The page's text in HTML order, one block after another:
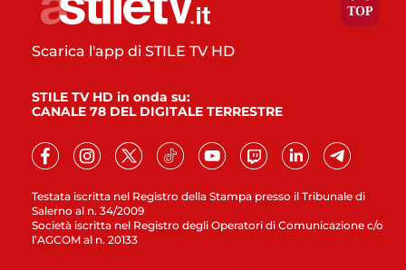
Testata iscritta nel Registro della Stampa presso il Tribunale di
Salerno al n. 34/2009
Società iscritta nel Registro degli Operatori di Comunicazione c/o
l’AGCOM al n. 20133
Scarica l'app di STILE TV HD
STILE TV HD in onda su:
CANALE 78 DEL DIGITALE TERRESTRE